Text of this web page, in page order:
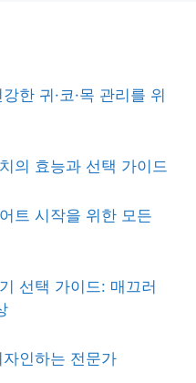
한 귀·코·목 관리를 위
의 효능과 선택 가이드
트 시작을 위한 모든
선택 가이드: 매끄러
인하는 전문가